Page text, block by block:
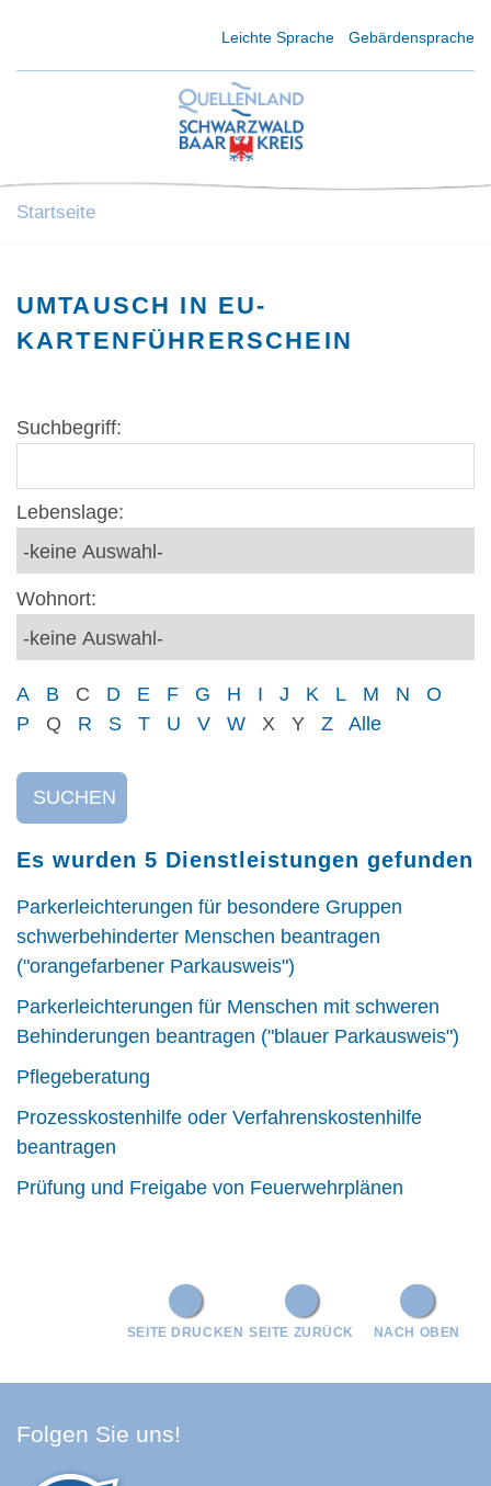
Leichte Sprache Gebärdensprache
Startseite
UMTAUSCH IN EU-
KARTENFÜHRERSCHEIN
Suchbegriff:
Lebenslage:
Wohnort:
A B C D E F G H I J K L M N
O
P
Q R S T U V W X Y Z Alle
SUCHEN
Es wurden 5 Dienstleistungen gefunden
Parkerleichterungen für besondere Gruppen
schwerbehinderter Menschen beantragen
("orangefarbener Parkausweis")
Parkerleichterungen für Menschen mit schweren
Behinderungen beantragen ("blauer Parkausweis")
Pflegeberatung
Prozesskostenhilfe oder Verfahrenskostenhilfe
beantragen
Prüfung und Freigabe von Feuerwehrplänen
NACH OBEN
SEITE ZURÜCK
SEITE DRUCKEN
Folgen Sie uns!